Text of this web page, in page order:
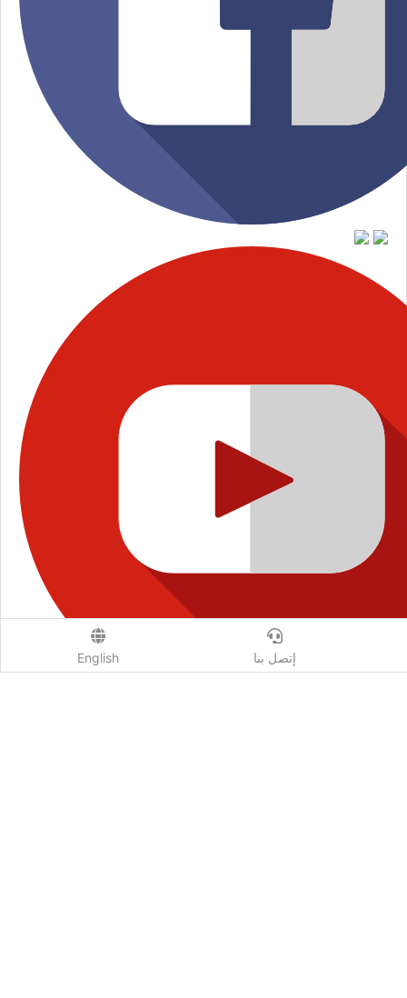
إتصل بنا English